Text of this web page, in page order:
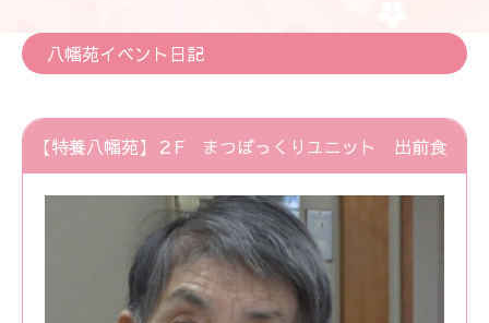
八幡苑イベント日記
【特養八幡苑】２F まつぼっくりユニット 出前食